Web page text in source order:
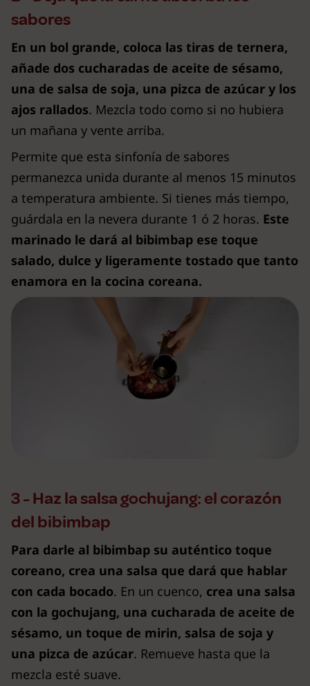
sabores
En un bol grande, coloca las tiras de ternera,
añade dos cucharadas de aceite de sésamo,
una de salsa de soja, una pizca de azúcar y los
ajos rallados. Mezcla todo como si no hubiera
un mañana y vente arriba.
Permite que esta sinfonía de sabores
permanezca unida durante al menos 15 minutos
a temperatura ambiente. Si tienes más tiempo,
guárdala en la nevera durante 1 ó 2 horas. Este
marinado le dará al bibimbap ese toque
salado, dulce y ligeramente tostado que tanto
enamora en la cocina coreana.
3 - Haz la salsa gochujang: el corazón
del bibimbap
Para darle al bibimbap su auténtico toque
coreano, crea una salsa que dará que hablar
con cada bocado. En un cuenco, crea una salsa
con la gochujang, una cucharada de aceite de
sésamo, un toque de mirin, salsa de soja y
una pizca de azúcar. Remueve hasta que la
mezcla esté suave.